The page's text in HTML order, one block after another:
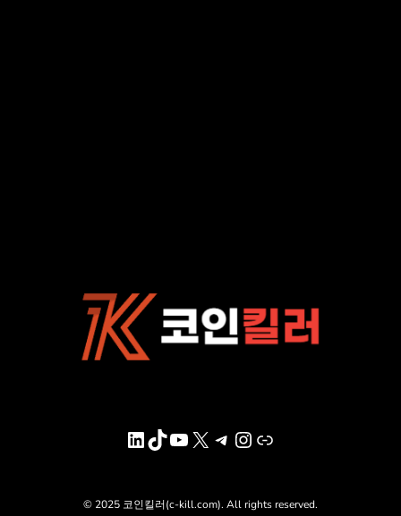
LinkedIn
TikTok
YouTube
X Telegram
Instagram
링크
© 2025 코인킬러(c-kill.com). All rights reserved.